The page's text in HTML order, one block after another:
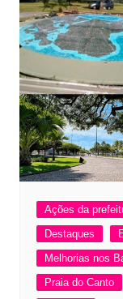
Ações da
Destaques
Melhorias nos
Praia do Canto